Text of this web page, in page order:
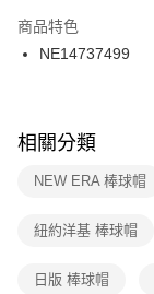
２．訂單成立數日內
３．收到繳費通知簡
ATM／網路銀行／等
※ 交易是否成功請以
是否繳費成功／繳費
客戶支援中心」
１．透過由恩沛科技
權轉讓予恩沛科技股
付款後門市自取
每筆NT$100，滿
商品特色
NE14737499
相關分類
NEW ERA 棒球帽
紐約洋基 棒球帽
日版 棒球帽